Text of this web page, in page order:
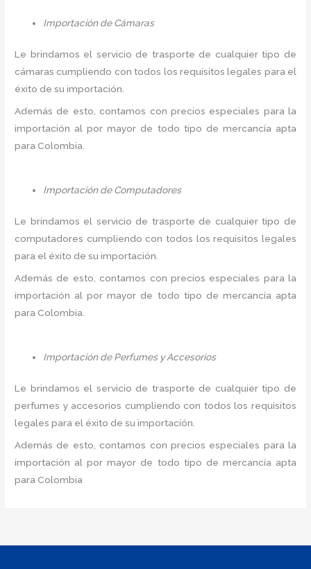
Importación de Cámaras
Le brindamos el servicio de trasporte de cualquier tipo de
cámaras cumpliendo con todos los requisitos legales para el
éxito de su importación.
Además de esto, contamos con precios especiales para la
importación al por mayor de todo tipo de mercancía apta
para Colombia.
Importación de Computadores
Le brindamos el servicio de trasporte de cualquier tipo de
computadores cumpliendo con todos los requisitos legales
para el éxito de su importación.
Además de esto, contamos con precios especiales para la
importación al por mayor de todo tipo de mercancía apta
para Colombia.
Importación de Perfumes y Accesorios
Le brindamos el servicio de trasporte de cualquier tipo de
perfumes y accesorios cumpliendo con todos los requisitos
legales para el éxito de su importación.
Además de esto, contamos con precios especiales para la
importación al por mayor de todo tipo de mercancía apta
para Colombia